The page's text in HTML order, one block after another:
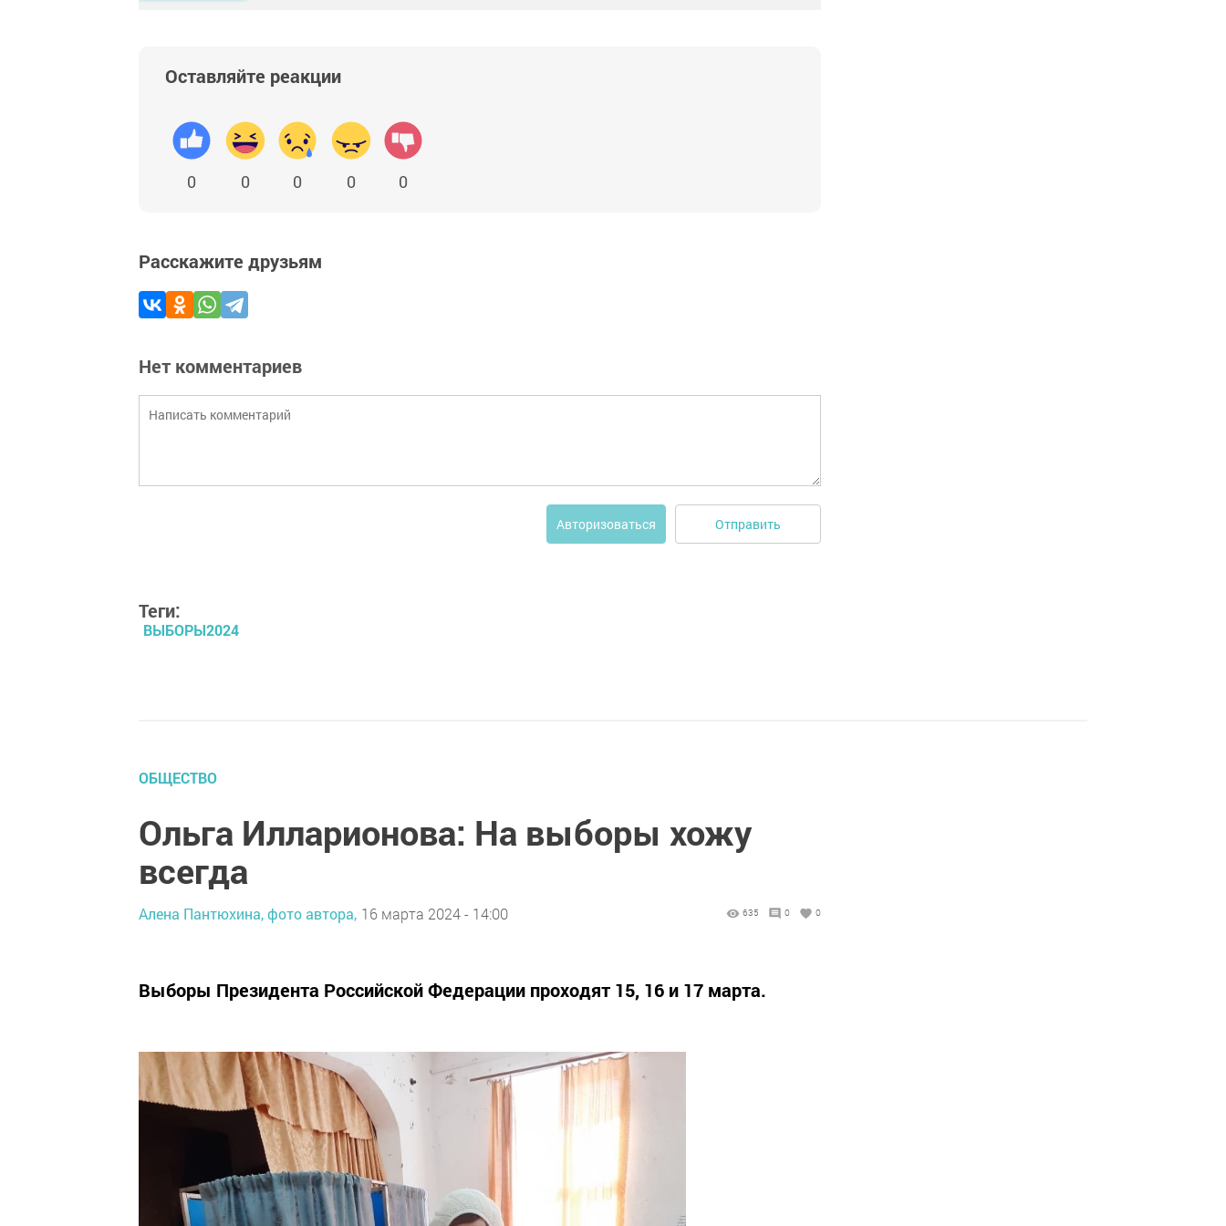
Оставляйте реакции
0 0 0 0 0
Расскажите друзьям
Нет комментариев
Авторизоваться Отправить
Теги:
ВЫБОРЫ2024
ОБЩЕСТВО
Ольга Илларионова: На выборы хожу
всегда
Алена Пантюхина, фото автора, 16 марта 2024 - 14:00 635 0 0
Выборы Президента Российской Федерации проходят 15, 16 и 17 марта.